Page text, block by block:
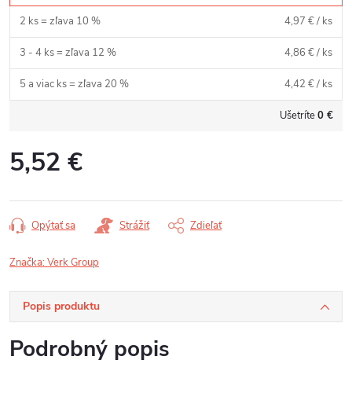
2 ks = zľava 10 % 4,97 €/ ks
3 - 4 ks = zľava 12 % 4,86 €/ ks
5 a viac ks = zľava 20 % 4,42 €/ ks
Ušetríte0 €
5,52 €
cena:
Opýtať sa Strážiť Zdieľať
Značka:Verk Group
Popis produktu
Podrobný popis